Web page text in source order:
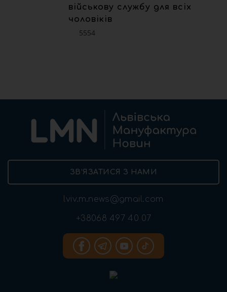
військову службу для всіх
чоловіків
5554
ЗВ’ЯЗАТИСЯ З НАМИ
lviv.m.news@gmail.com
+38068 497 40 07